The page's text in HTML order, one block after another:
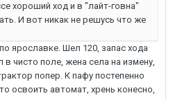
хороший ход и в "лайт-говна"
И вот никак не решусь что же
ярославке. Шел 120, запас хода
в чисто поле, жена села на измену,
попер. К пафу постепенно
освоить автомат, хрень конесно,